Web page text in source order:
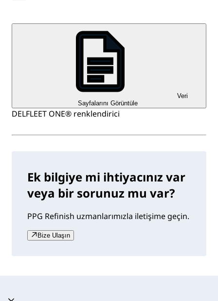
Veri
Sayfalarını Görüntüle
DELFLEET ONE® renklendirici
Ek bilgiye mi ihtiyacınız var
veya bir sorunuz mu var?
PPG Refinish uzmanlarımızla iletişime geçin.
Bize Ulaşın